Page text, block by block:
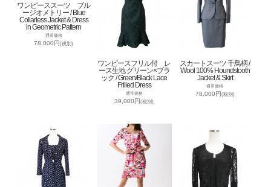
ワンピーススーツ ブル
ージオメトリー / Blue
Collarless Jacket & Dress
in Geometric Pattern
通常価格
78,000円(税別)
ワンピースフリル付 レ
ース生地 グリーン×ブラ
ック / Green/Black Lace
Frilled Dress
通常価格
39,000円(税別)
スカートスーツ 千鳥柄 /
Wool 100% Houndstooth
Jacket & Skirt
通常価格
78,000円(税別)